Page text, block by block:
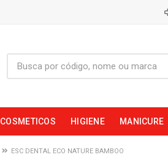
COSMETICOS HIGIENE MANICURE
ESC DENTAL ECO NATURE BAMBOO